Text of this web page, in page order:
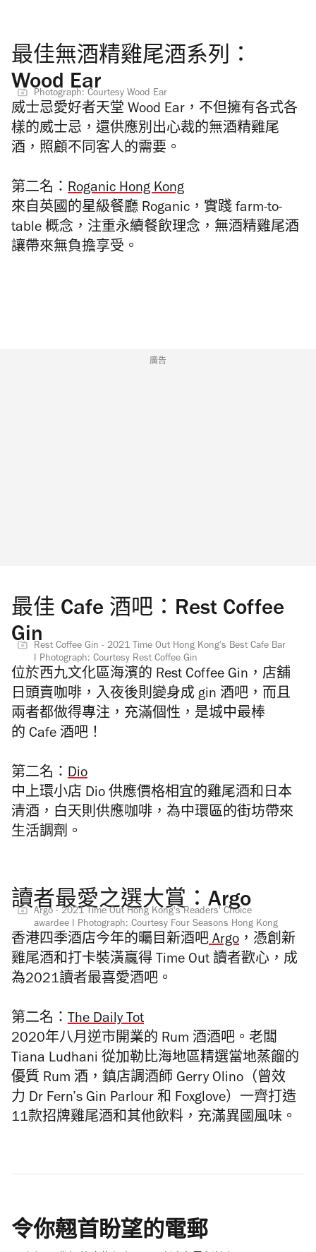
最佳無酒精雞尾酒系列：
Wood Ear
Photograph: Courtesy Wood Ear
威士忌愛好者天堂 Wood Ear，不但擁有各式各
樣的威士忌，還供應別出心裁的無酒精雞尾
酒，照顧不同客人的需要。
第二名： Roganic Hong Kong
來自英國的星級餐廳 Roganic，實踐 farm-to-
table 概念，注重永續餐飲理念，無酒精雞尾酒
讓帶來無負擔享受。
廣告
最佳 Cafe 酒吧：Rest Coffee
GinRest Coffee Gin - 2021 Time Out Hong Kong's Best Cafe Bar
I Photograph: Courtesy Rest Coffee Gin
位於西九文化區海濱的 Rest Coffee Gin，店舖
日頭賣咖啡，入夜後則變身成 gin 酒吧，而且
兩者都做得專注，充滿個性，是城中最棒
的 Cafe 酒吧！
第二名： Dio
中上環小店 Dio 供應價格相宜的雞尾酒和日本
清酒，白天則供應咖啡，為中環區的街坊帶來
生活調劑。
讀者最愛之選大賞：Argo
Argo - 2021 Time Out Hong Kong's Readers' Choice
awardee I Photograph: Courtesy Four Seasons Hong Kong
香港四季酒店今年的曯目新酒吧Argo ， 憑創新
雞尾酒和打卡裝潢贏得 Time Out 讀者歡心，成
為2021讀者最喜愛酒吧。
第二名： The Daily Tot
2020年八月逆市開業的 Rum 酒酒吧。 老闆
Tiana Ludhani 從加勒比海地區精選當地蒸餾的
優質 Rum 酒，鎮店調酒師 Gerry Olino（曾效
力 Dr Fern’s Gin Parlour 和 Foxglove） 一齊打造
11款招牌雞尾酒和其他飲料，充滿異國風味。
令你翹首盼望的電郵